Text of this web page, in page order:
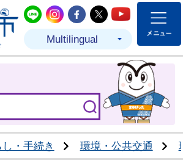
結城市公式LINE
結城市公式Instagram
結城市公式
結城市公式
結城市
Multilingual
し・手続き 環境・公共交通